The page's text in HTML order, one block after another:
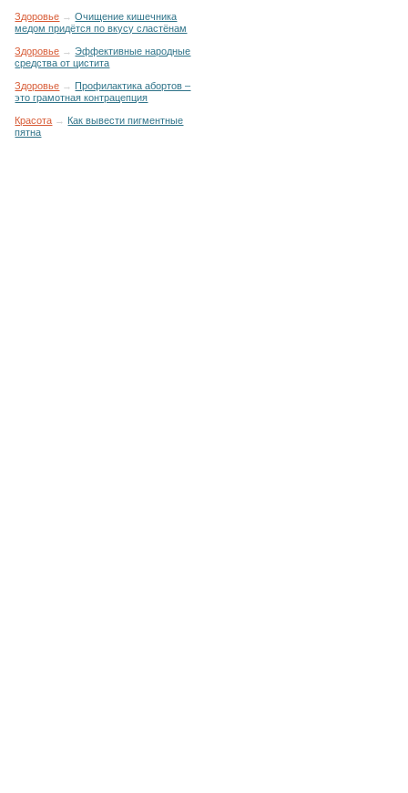
Здоровье →Очищение кишечника
медом придётся по вкусу сластёнам
Здоровье →Эффективные народные
средства от цистита
Здоровье → Профилактика абортов –
это грамотная контрацепция
Красота → Как вывести пигментные
пятна